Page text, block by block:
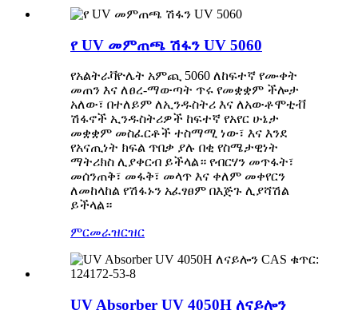
የ UV መምጠጫ ሽፋን UV 5060
የአልትራቫዮሌት አምጪ 5060 ለከፍተኛ የሙቀት
መጠን እና ለፀረ-ማውጣት ጥሩ የመቋቋም ችሎታ
አለው፣ በተለይም ለኢንዱስትሪ እና ለአውቶሞቲቭ
ሽፋኖች ኢንዱስትሪዎች ከፍተኛ የአየር ሁኔታ
መቋቋም መስፈርቶች ተስማሚ ነው፣ እና እንደ
የአናጢነት ክፍል ጥበቃ ያሉ በቂ የስሜታዊነት
ማትሪክስ ሊያቀርብ ይችላል። የብርሃን መጥፋት፣
መሰንጠቅ፣ መፋቅ፣ መላጥ እና ቀለም መቀየርን
ለመከላከል የሽፋኑን አፈፃፀም በእጅጉ ሊያሻሽል
ይችላል።
ምርመራዝርዝር
UV Absorber UV 4050H ለናይሎን